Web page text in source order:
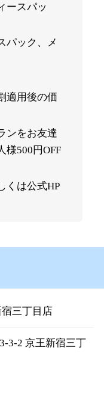
ースパッ
パック、メ
適用後の価
ンをお友達
様500円OFF
くは公式HP
三丁目店
3-2 京王新宿三丁